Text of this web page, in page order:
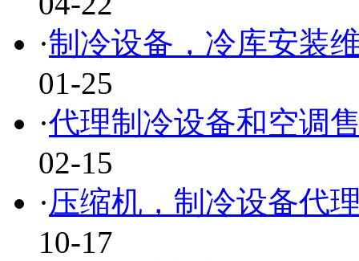
·制冷设备，冷库安装
01-25
·代理制冷设备和空调
02-15
·压缩机，制冷设备代
10-17